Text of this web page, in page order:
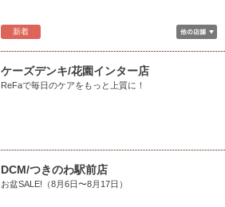
新着
ケーズデンキ/花園インター店
ReFaで毎日のケアをもっと上質に！
DCM/つきのわ駅前店
お盆SALE!（8月6日〜8月17日）